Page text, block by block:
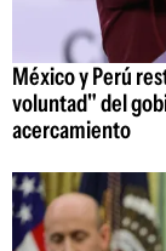
México y Perú
voluntad" del
acercamiento